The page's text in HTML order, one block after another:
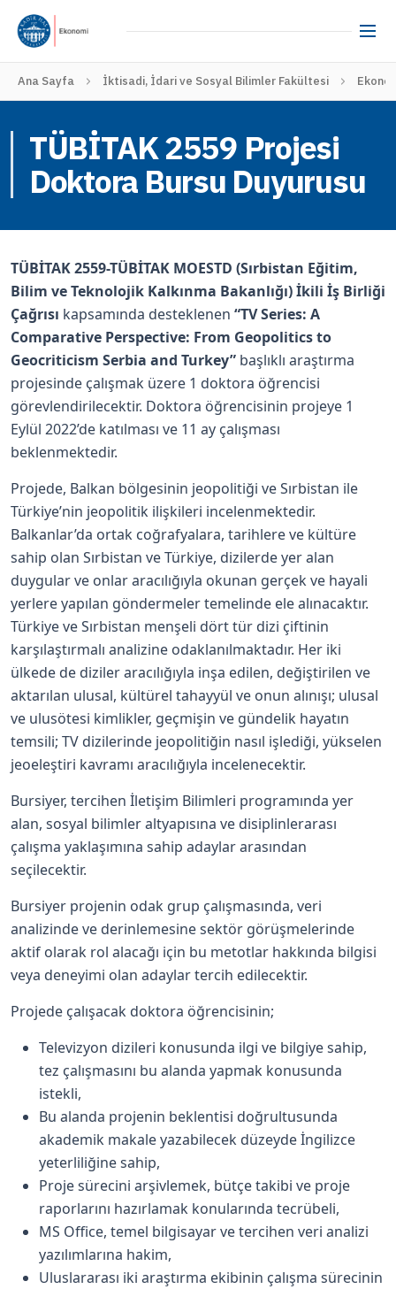
Ana Sayfa İktisadi, İdari ve Sosyal Bilimler Fakültesi
TÜBİTAK 2559 Projesi
Doktora Bursu Duyurusu
TÜBİTAK 2559-TÜBİTAK MOESTD (Sırbistan Eğitim,
Bilim ve Teknolojik Kalkınma Bakanlığı) İkili İş Birliği
Çağrısı kapsamında desteklenen “TV Series: A
Comparative Perspective: From Geopolitics to
Geocriticism Serbia and Turkey” başlıklı araştırma
projesinde çalışmak üzere 1 doktora öğrencisi
görevlendirilecektir. Doktora öğrencisinin projeye 1
Eylül 2022’de katılması ve 11 ay çalışması
beklenmektedir.
Projede, Balkan bölgesinin jeopolitiği ve Sırbistan ile
Türkiye’nin jeopolitik ilişkileri incelenmektedir.
Balkanlar’da ortak coğrafyalara, tarihlere ve kültüre
sahip olan Sırbistan ve Türkiye, dizilerde yer alan
duygular ve onlar aracılığıyla okunan gerçek ve hayali
yerlere yapılan göndermeler temelinde ele alınacaktır.
Türkiye ve Sırbistan menşeli dört tür dizi çiftinin
karşılaştırmalı analizine odaklanılmaktadır. Her iki
ülkede de diziler aracılığıyla inşa edilen, değiştirilen ve
aktarılan ulusal, kültürel tahayyül ve onun alınışı; ulusal
ve ulusötesi kimlikler, geçmişin ve gündelik hayatın
temsili; TV dizilerinde jeopolitiğin nasıl işlediği, yükselen
jeoeleştiri kavramı aracılığıyla incelenecektir.
Bursiyer, tercihen İletişim Bilimleri programında yer
alan, sosyal bilimler altyapısına ve disiplinlerarası
çalışma yaklaşımına sahip adaylar arasından
seçilecektir.
Bursiyer projenin odak grup çalışmasında, veri
analizinde ve derinlemesine sektör görüşmelerinde
aktif olarak rol alacağı için bu metotlar hakkında bilgisi
veya deneyimi olan adaylar tercih edilecektir.
Projede çalışacak doktora öğrencisinin;
Televizyon dizileri konusunda ilgi ve bilgiye sahip,
tez çalışmasını bu alanda yapmak konusunda
istekli,
Bu alanda projenin beklentisi doğrultusunda
akademik makale yazabilecek düzeyde İngilizce
yeterliliğine sahip,
Proje sürecini arşivlemek, bütçe takibi ve proje
raporlarını hazırlamak konularında tecrübeli,
MS Office, temel bilgisayar ve tercihen veri analizi
yazılımlarına hakim,
Uluslararası iki araştırma ekibinin çalışma sürecinin